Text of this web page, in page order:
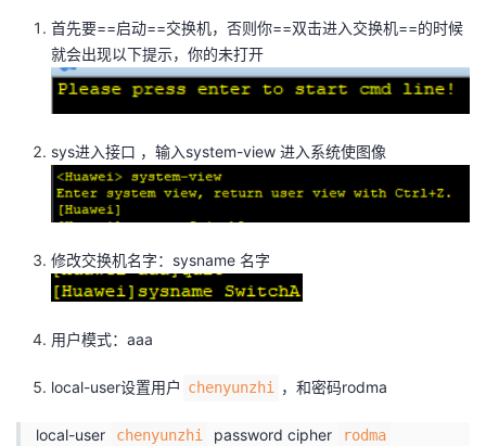
注
开
者
堂
我
的
Programs
我
支
我
的
技
我
的
首先要==启动==交换机，否则你==双击进入交换机==的时候
就会出现以下提示，你的未打开
sys进入接口 ，输入system-view 进入系统使图像
修改交换机名字：sysname 名字
用户模式：aaa
local-user设置用户 chenyunzhi ，和密码rodma
local-user chenyunzhi password cipher rodma